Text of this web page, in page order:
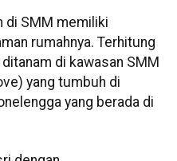
di SMM memiliki
rumahnya. Terhitung
di kawasan SMM
yang tumbuh di
yang berada di